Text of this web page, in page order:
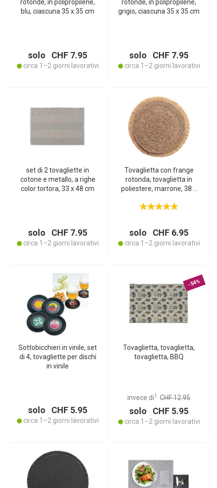
rotonde, in polipropilene,
blu, ciascuna 35 x 35 cm
solo CHF 7.95
circa 1–2 giorni lavorativi
rotonde, in polipropilene,
grigio, ciascuna 35 x 35 cm
solo CHF 7.95
circa 1–2 giorni lavorativi
set di 2 tovagliette in
cotone e metallo, a righe
color tortora, 33 x 48 cm
solo CHF 7.95
circa 1–2 giorni lavorativi
Tovaglietta con frange
rotonda, tovaglietta in
poliestere, marrone, 38 x
solo CHF 6.95
circa 1–2 giorni lavorativi
Sottobicchieri in vinile, set
di 4, tovagliette per dischi
in vinile
solo CHF 5.95
circa 1–2 giorni lavorativi
-54%
Tovaglietta, tovaglietta,
tovaglietta, BBQ
invece di1 CHF 12.95
solo CHF 5.95
circa 1–2 giorni lavorativi